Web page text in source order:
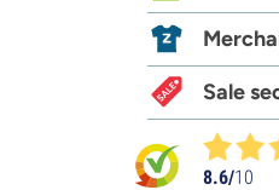
Sale
8.6/10